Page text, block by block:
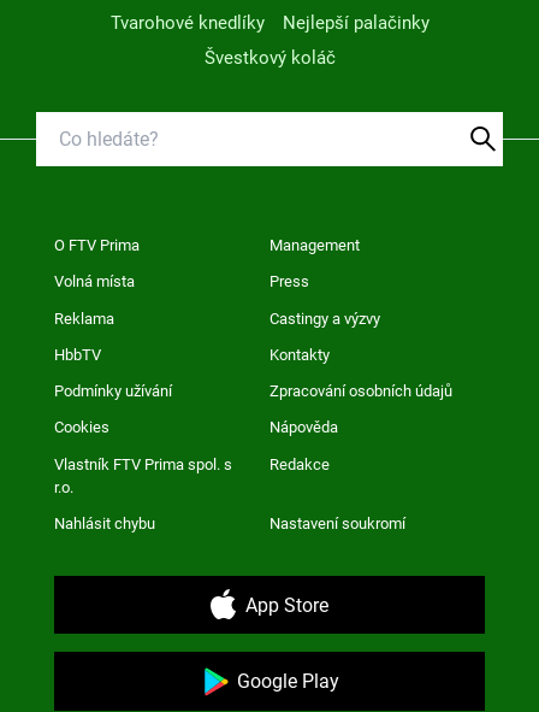
Tvarohové knedlíky
Nejlepší palačinky
Švestkový koláč
O FTV Prima Management
Volná místa Press
Reklama Castingy a výzvy
HbbTV Kontakty
Podmínky užívání Zpracování osobních údajů
Cookies Nápověda
Vlastník FTV Prima spol. s
r.o.
Redakce
Nahlásit chybu Nastavení soukromí
App Store
Google Play